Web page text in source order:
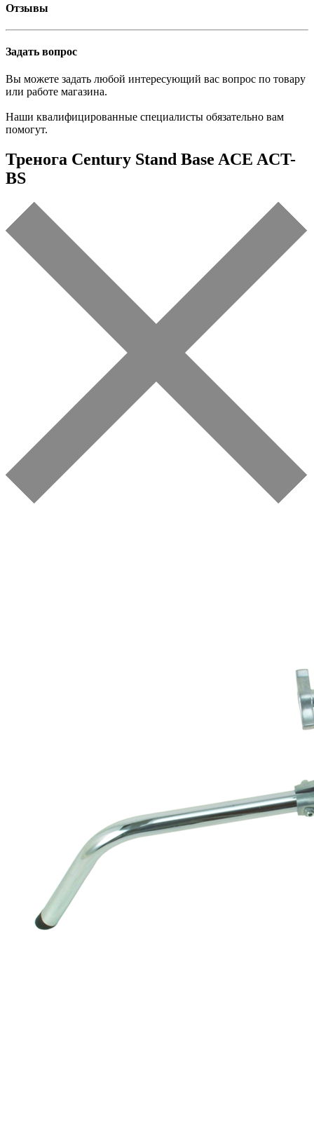
Отзывы
Задать вопрос
Вы можете задать любой интересующий вас вопрос по товару
или работе магазина.
Наши квалифицированные специалисты обязательно вам
помогут.
Тренога Century Stand Base ACE ACT-
BS